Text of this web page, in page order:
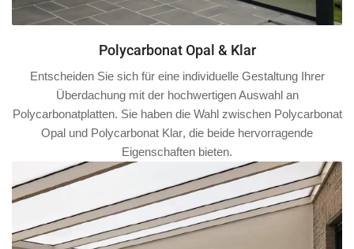
Polycarbonat Opal & Klar
Entscheiden Sie sich für eine individuelle Gestaltung Ihrer
Überdachung mit der hochwertigen Auswahl an
Polycarbonatplatten. Sie haben die Wahl zwischen Polycarbonat
Opal und Polycarbonat Klar, die beide hervorragende
Eigenschaften bieten.